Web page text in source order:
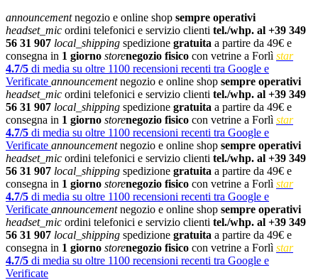
announcementnegozio e online shop sempre operativi
headset_mic ordini telefonici e servizio clienti tel./whp. al +39 349
56 31 907 local_shipping spedizione gratuita a partire da 49€ e
consegna in 1 giorno storenegozio fisico con vetrine a Forlì star
4.7/5 di media su oltre 1100 recensioni recenti tra Google e
Verificate announcementnegozio e online shop sempre operativi
headset_mic ordini telefonici e servizio clienti tel./whp. al +39 349
56 31 907 local_shipping spedizione gratuita a partire da 49€ e
consegna in 1 giorno storenegozio fisico con vetrine a Forlì star
4.7/5 di media su oltre 1100 recensioni recenti tra Google e
Verificate announcementnegozio e online shop sempre operativi
headset_mic ordini telefonici e servizio clienti tel./whp. al +39 349
56 31 907 local_shipping spedizione gratuita a partire da 49€ e
consegna in 1 giorno storenegozio fisico con vetrine a Forlì star
4.7/5 di media su oltre 1100 recensioni recenti tra Google e
Verificate announcementnegozio e online shop sempre operativi
headset_mic ordini telefonici e servizio clienti tel./whp. al +39 349
56 31 907 local_shipping spedizione gratuita a partire da 49€ e
consegna in 1 giorno storenegozio fisico con vetrine a Forlì star
4.7/5 di media su oltre 1100 recensioni recenti tra Google e
Verificate